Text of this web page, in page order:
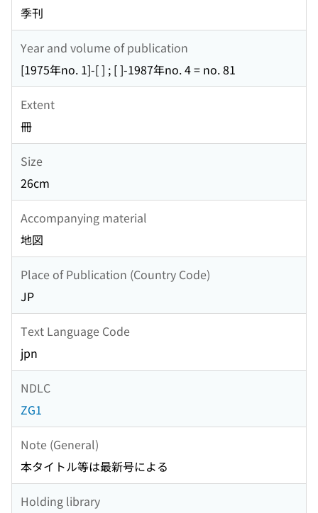
季刊
Year and volume of publication
[1975年no. 1]-[ ] ; [ ]-1987年no. 4 = no. 81
Extent
冊
Size
26cm
Accompanying material
地図
Place of Publication (Country Code)
JP
Text Language Code
jpn
NDLC
ZG1
Note (General)
本タイトル等は最新号による
Holding library